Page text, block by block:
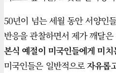
50년이 넘는 세월 동안 서양인
반응을 관찰하면서 제가 깨달
본식 예절이 미국인들에게 미
미국인들은 일반적으로자유롭